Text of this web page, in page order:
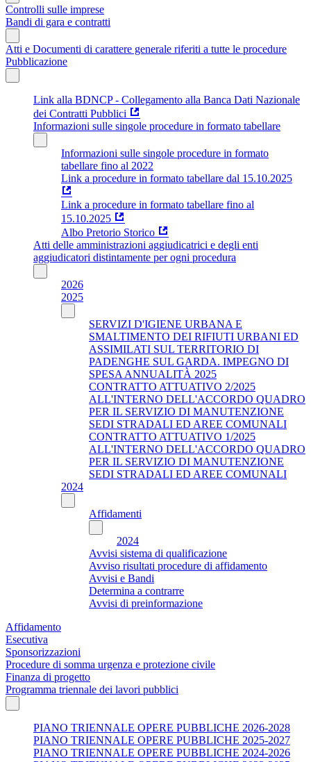
Controlli sulle imprese
Bandi di gara e contratti
Atti e Documenti di carattere generale riferiti a tutte le procedure
Pubblicazione
Link alla BDNCP - Collegamento alla Banca Dati Nazionale
dei Contratti Pubblici
Informazioni sulle singole procedure in formato tabellare
Informazioni sulle singole procedure in formato
tabellare fino al 2022
Link a procedure in formato tabellare dal 15.10.2025
Link a procedure in formato tabellare fino al
15.10.2025
Albo Pretorio Storico
Atti delle amministrazioni aggiudicatrici e degli enti
aggiudicatori distintamente per ogni procedura
2026
2025
SERVIZI D'IGIENE URBANA E
SMALTIMENTO DEI RIFIUTI URBANI ED
ASSIMILATI SUL TERRITORIO DI
PADENGHE SUL GARDA. IMPEGNO DI
SPESA ANNUALITÀ 2025
CONTRATTO ATTUATIVO 2/2025
ALL'INTERNO DELL'ACCORDO QUADRO
PER IL SERVIZIO DI MANUTENZIONE
SEDI STRADALI ED AREE COMUNALI
CONTRATTO ATTUATIVO 1/2025
ALL'INTERNO DELL'ACCORDO QUADRO
PER IL SERVIZIO DI MANUTENZIONE
SEDI STRADALI ED AREE COMUNALI
2024
Affidamenti
2024
Avvisi sistema di qualificazione
Avviso risultati procedure di affidamento
Avvisi e Bandi
Determina a contrarre
Avvisi di preinformazione
Affidamento
Esecutiva
Sponsorizzazioni
Procedure di somma urgenza e protezione civile
Finanza di progetto
Programma triennale dei lavori pubblici
PIANO TRIENNALE OPERE PUBBLICHE 2026-2028
PIANO TRIENNALE OPERE PUBBLICHE 2025-2027
PIANO TRIENNALE OPERE PUBBLICHE 2024-2026